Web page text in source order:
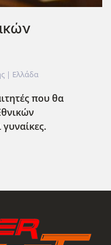
| Ελλάδα
που θα